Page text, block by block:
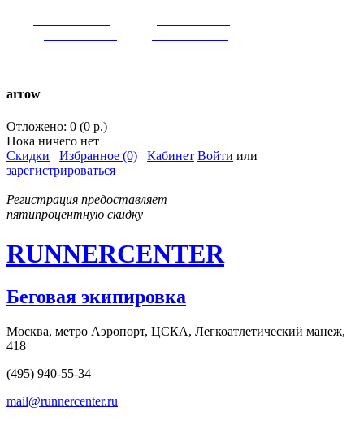
arrow
Отложено: 0 (0 р.)
Пока ничего нет
Скидки
Избранное (0) Кабинет Войти или
зарегистрироваться
Регистрация предоставляет
пятипроцентную скидку
RUNNERCENTER
Беговая экипировка
Москва, метро Аэропорт, ЦСКА, Легкоатлетический манеж,
418
(495) 940-55-34
mail@runnercenter.ru